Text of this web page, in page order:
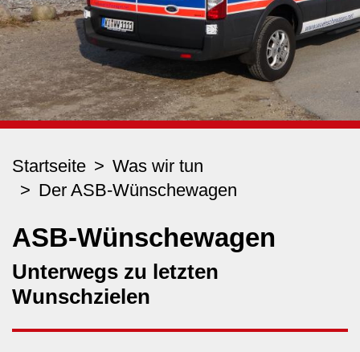
Startseite
Was wir tun
Der ASB-Wünschewagen
ASB-Wünschewagen
Unterwegs zu letzten
Wunschzielen